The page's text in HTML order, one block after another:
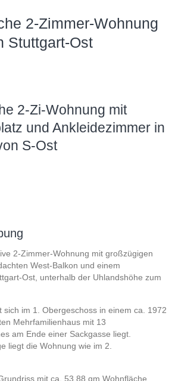
2-Zimmer-Wohnung
Stuttgart-Ost
2-Zi-Wohnung mit
und Ankleidezimmer in
S-Ost
2-Zimmer-Wohnung mit großzügigen
West-Balkon und einem
Ost, unterhalb der Uhlandshöhe zum
sich im 1. Obergeschoss in einem ca. 1972
Mehrfamilienhaus mit 13
am Ende einer Sackgasse liegt.
liegt die Wohnung wie im 2.
mit ca. 53,88 qm Wohnfläche